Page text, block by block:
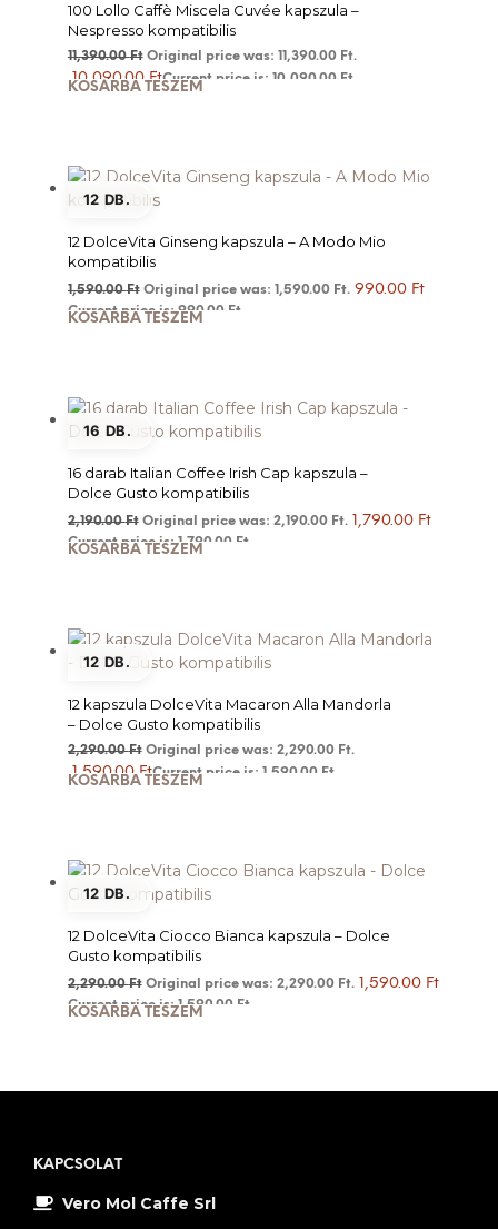
100 Lollo Caffè Miscela Cuvée kapszula –
Nespresso kompatibilis
11,390.00Ft Original price was: 11,390.00 Ft.
10,090.00FtCurrent price is: 10,090.00 Ft.
KOSÁRBA TESZEM
12 DB.
12 DolceVita Ginseng kapszula – A Modo Mio
kompatibilis
1,590.00Ft Original price was: 1,590.00 Ft. 990.00 Ft
Current price is: 990.00 Ft.
KOSÁRBA TESZEM
16 DB.
16 darab Italian Coffee Irish Cap kapszula –
Dolce Gusto kompatibilis
2,190.00Ft Original price was: 2,190.00 Ft. 1,790.00 Ft
Current price is: 1,790.00 Ft.
KOSÁRBA TESZEM
12 DB.
12 kapszula DolceVita Macaron Alla Mandorla
– Dolce Gusto kompatibilis
2,290.00Ft Original price was: 2,290.00 Ft.
1,590.00FtCurrent price is: 1,590.00 Ft.
KOSÁRBA TESZEM
12 DB.
12 DolceVita Ciocco Bianca kapszula – Dolce
Gusto kompatibilis
2,290.00Ft Original price was: 2,290.00 Ft. 1,590.00 Ft
Current price is: 1,590.00 Ft.
KOSÁRBA TESZEM
KAPCSOLAT
Vero Mol Caffe Srl